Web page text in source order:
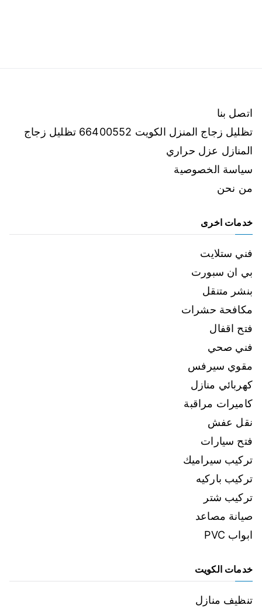
اتصل بنا
تظليل زجاج المنزل الكويت 66400552 تظليل زجاج
المنازل عزل حراري
سياسة الخصوصية
من نحن
خدمات اخرى
فني ستلايت
بي ان سبورت
بنشر متنقل
مكافحة حشرات
فتح اقفال
فني صحي
مقوي سيرفس
كهربائي منازل
كاميرات مراقبة
نقل عفش
فتح سيارات
تركيب سيراميك
تركيب باركيه
تركيب شتر
صيانة مصاعد
ابواب PVC
خدمات الكويت
تنظيف منازل